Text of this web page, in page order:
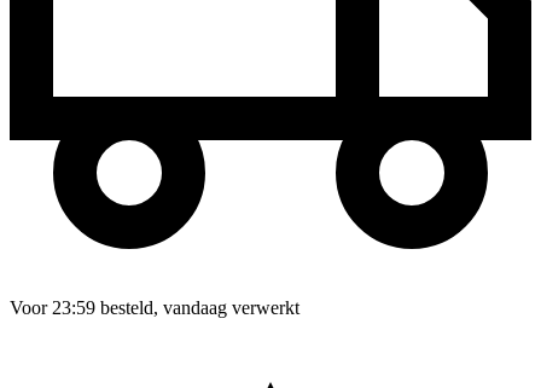
Voor 23:59 besteld, vandaag verwerkt